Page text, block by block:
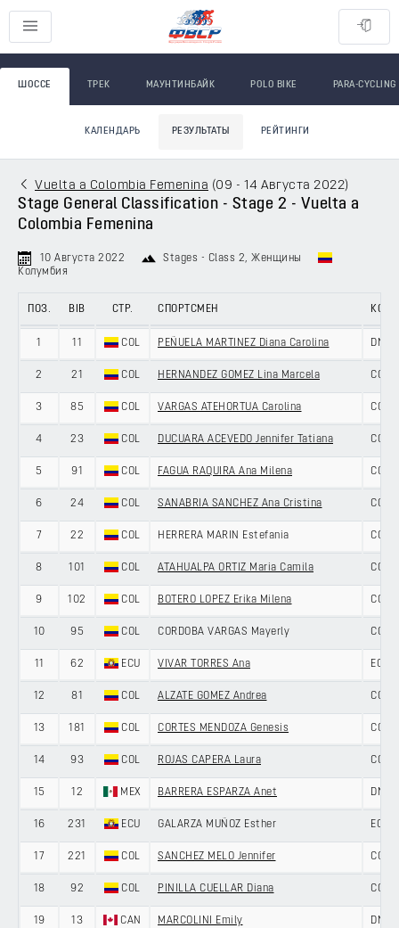
ШОССЕ ТРЕК МАУНТИНБАЙК POLO BIKE PARA-CYCLING
КАЛЕНДАРЬ РЕЗУЛЬТАТЫ РЕЙТИНГИ
Vuelta a Colombia Femenina (09 - 14 Августа 2022)
Stage General Classification - Stage 2 - Vuelta a
Colombia Femenina
10 Августа 2022 Stages - Class 2, Женщины
Колумбия
ПОЗ. BIB СТР. СПОРТСМЕН
1 11 COL PEÑUELA MARTINEZ Diana Carolina DNA
2 21 COL HERNANDEZ GOMEZ Lina Marcela
3 85 COL VARGAS ATEHORTUA Carolina
4 23 COL DUCUARA ACEVEDO Jennifer Tatiana
5 91 COL FAGUA RAQUIRA Ana Milena
6 24 COL SANABRIA SANCHEZ Ana Cristina
7 22 COL HERRERA MARIN Estefania
8 101 COL ATAHUALPA ORTIZ Maria Camila
9 102 COL BOTERO LOPEZ Erika Milena
10 95 COL CORDOBA VARGAS Mayerly
11 62 ECU VIVAR TORRES Ana
12 81 COL ALZATE GOMEZ Andrea
13 181 COL CORTES MENDOZA Genesis
14 93 COL ROJAS CAPERA Laura
15 12 MEX BARRERA ESPARZA Anet DNA
16 231 ECU GALARZA MUÑOZ Esther
17 221 COL SANCHEZ MELO Jennifer
18 92 COL PINILLA CUELLAR Diana
19 13 CAN MARCOLINI Emily DNA